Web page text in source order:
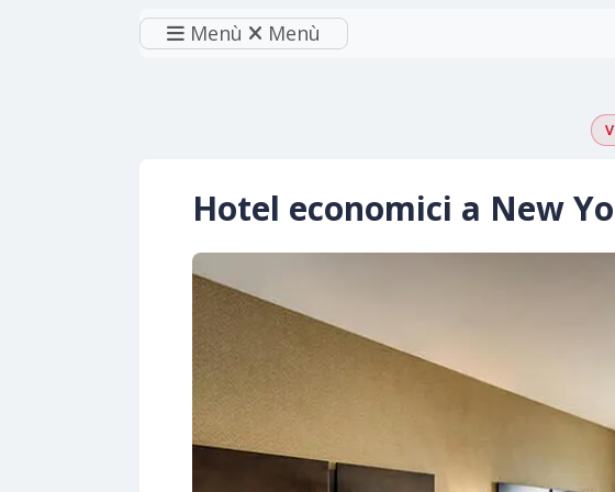
Menù Menù
Hotel economici a New